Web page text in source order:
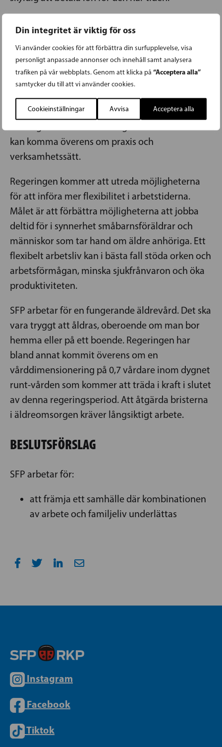
Din integritet är viktig för oss
Vi använder cookies för att förbättra din surfupplevelse, visa
personligt anpassade annonser och innehåll samt analysera
trafiken på vår webbplats. Genom att klicka på “Acceptera alla”
samtycker du till att vi använder cookies.
Cookieinställningar Avvisa Acceptera alla
gäller till exempel möjligheten att hitta och
utbilda vikarier och att omorganisera
uppgifterna. Därför är det motiverat att man på
arbetsplatsen kommer överens om frånvaro för
vård av familjemedlem och längden på
frånvaron. SFP är för mer lokala avtal där
kan komma överens om praxis och
verksamhetssätt.
Regeringen kommer att utreda möjligheterna
för att införa mer flexibilitet i arbetstiderna.
Målet är att förbättra möjligheterna att jobba
deltid för i synnerhet småbarnsföräldrar och
människor som tar hand om äldre anhöriga. Ett
flexibelt arbetsliv kan i bästa fall stöda orken och
arbetsförmågan, minska sjukfrånvaron och öka
produktiviteten.
SFP arbetar för en fungerande äldrevård. Det ska
vara tryggt att åldras, oberoende om man bor
hemma eller på ett boende. Regeringen har
bland annat kommit överens om en
vårddimensionering på 0,7 vårdare inom dygnet
runt-vården som kommer att träda i kraft i slutet
av denna regeringsperiod. Att åtgärda bristerna
i äldreomsorgen kräver långsiktigt arbete.
BESLUTSFÖRSLAG
SFP arbetar för:
att främja ett samhälle där kombinationen
av arbete och familjeliv underlättas
Instagram
Facebook
Tiktok